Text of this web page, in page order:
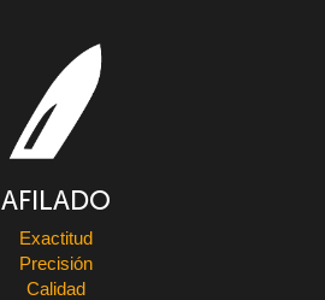
AFILADO
Exactitud
Precisión
Calidad